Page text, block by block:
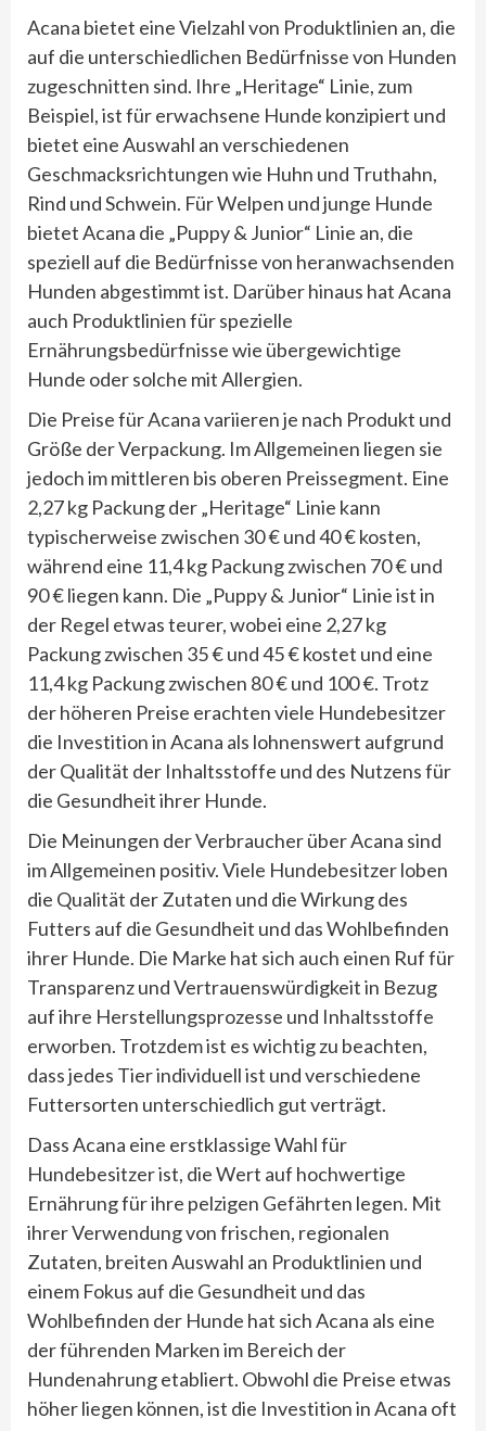
Acana bietet eine Vielzahl von Produktlinien an, die
auf die unterschiedlichen Bedürfnisse von Hunden
zugeschnitten sind. Ihre „Heritage“ Linie, zum
Beispiel, ist für erwachsene Hunde konzipiert und
bietet eine Auswahl an verschiedenen
Geschmacksrichtungen wie Huhn und Truthahn,
Rind und Schwein. Für Welpen und junge Hunde
bietet Acana die „Puppy & Junior“ Linie an, die
speziell auf die Bedürfnisse von heranwachsenden
Hunden abgestimmt ist. Darüber hinaus hat Acana
auch Produktlinien für spezielle
Ernährungsbedürfnisse wie übergewichtige
Hunde oder solche mit Allergien.
Die Preise für Acana variieren je nach Produkt und
Größe der Verpackung. Im Allgemeinen liegen sie
jedoch im mittleren bis oberen Preissegment. Eine
2,27 kg Packung der „Heritage“ Linie kann
typischerweise zwischen 30 € und 40 € kosten,
während eine 11,4 kg Packung zwischen 70 € und
90 € liegen kann. Die „Puppy & Junior“ Linie ist in
der Regel etwas teurer, wobei eine 2,27 kg
Packung zwischen 35 € und 45 € kostet und eine
11,4 kg Packung zwischen 80 € und 100 €. Trotz
der höheren Preise erachten viele Hundebesitzer
die Investition in Acana als lohnenswert aufgrund
der Qualität der Inhaltsstoffe und des Nutzens für
die Gesundheit ihrer Hunde.
Die Meinungen der Verbraucher über Acana sind
im Allgemeinen positiv. Viele Hundebesitzer loben
die Qualität der Zutaten und die Wirkung des
Futters auf die Gesundheit und das Wohlbefinden
ihrer Hunde. Die Marke hat sich auch einen Ruf für
Transparenz und Vertrauenswürdigkeit in Bezug
auf ihre Herstellungsprozesse und Inhaltsstoffe
erworben. Trotzdem ist es wichtig zu beachten,
dass jedes Tier individuell ist und verschiedene
Futtersorten unterschiedlich gut verträgt.
Dass Acana eine erstklassige Wahl für
Hundebesitzer ist, die Wert auf hochwertige
Ernährung für ihre pelzigen Gefährten legen. Mit
ihrer Verwendung von frischen, regionalen
Zutaten, breiten Auswahl an Produktlinien und
einem Fokus auf die Gesundheit und das
Wohlbefinden der Hunde hat sich Acana als eine
der führenden Marken im Bereich der
Hundenahrung etabliert. Obwohl die Preise etwas
höher liegen können, ist die Investition in Acana oft